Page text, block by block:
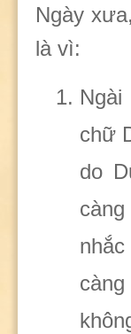
Ngày
là vì:
chữ
do